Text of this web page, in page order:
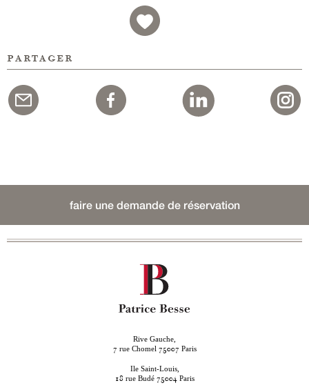
partager
faire une demande de réservation
Rive Gauche,
7 rue Chomel 75007 Paris
Ile Saint-Louis,
18 rue Budé 75004 Paris